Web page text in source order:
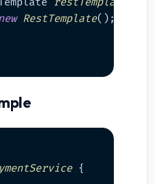
RestTemplate();
{